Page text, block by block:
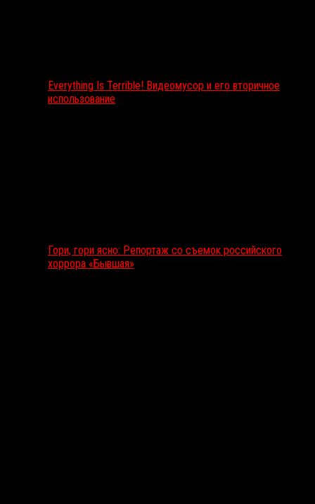
Everything Is Terrible! Видеомусор и его вторичное
использование
Гори, гори ясно: Репортаж со съемок российского
хоррора «Бывшая»